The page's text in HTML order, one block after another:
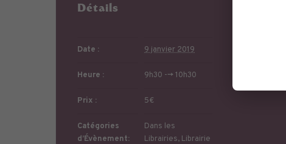
Détails
Date : 9 janvier 2019
Heure : 9h30 --> 10h30
Prix : 5€
Catégories
d’Évènement:
Dans les
Librairies, Librairie